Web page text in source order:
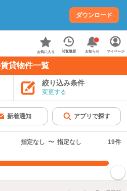
ダウンロード
お気に入り 閲覧履歴 お知らせ マイページ
貸物件一覧
絞り込み条件
変更する
新着通知 アプリで探す
指定なし 〜 指定なし 19件